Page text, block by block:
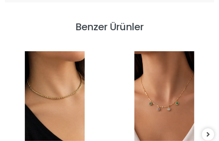
Benzer Ürünler